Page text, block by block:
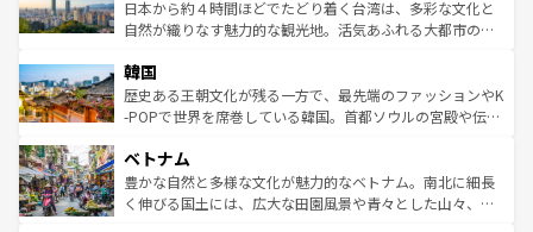
情報はコンテンツ一覧を参照してほしい。
人々、おいしいローカルフードやハワイアンミュージッ
ク、伝統的なフラダンスなど、すべてがハワイの魅力を彩
ワイを、存分に味わってほしい。 なお、新着のハワイ情報
はコンテンツ一覧を参照してほしい。
ク）、タスマニアの美しい原生林やケアンズの熱帯雨林な
ど、見どころがたくさん。また、カフェやワイン、オージ
いる。アクティビティも充実しており、サーフィンやダイ
ビング、ハイキングなど、アウトドア好きにはたまらな
い。オーストラリアの多彩な魅力を存分に味わいつくそ
参照してほしい。
日本から約４時間ほどでたどり着く台湾は、多彩な文化と
自然が織りなす魅力的な観光地。活気あふれる大都市の台
ン）、静ひつな山岳地帯である台湾東部など、都市の喧騒
と山間の静けさが共存しており、訪れる人に新しい発見と
驚きをもたらしてくれる。また、奥深い台湾の食文化も魅
容にもいいと評判のスイーツなど、バラエティ豊かな料理
が味わえる。 なお、新着の台湾情報は コンテンツ一覧を参
照してほしい。
韓国
歴史ある王朝文化が残る一方で、最先端のファッションやK
-POPで世界を席巻している韓国。首都ソウルの宮殿や伝統
き、地方に足を延ばせば四季折々の自然美を楽しむことが
できる。そして、キムチや焼肉、絶品のストリートフード
まで、さまざまな韓国料理が待っている。夜には、韓国な
ベトナム
豊かな自然と多様な文化が魅力的なベトナム。南北に細長
く伸びる国土には、広大な田園風景や青々とした山々、世